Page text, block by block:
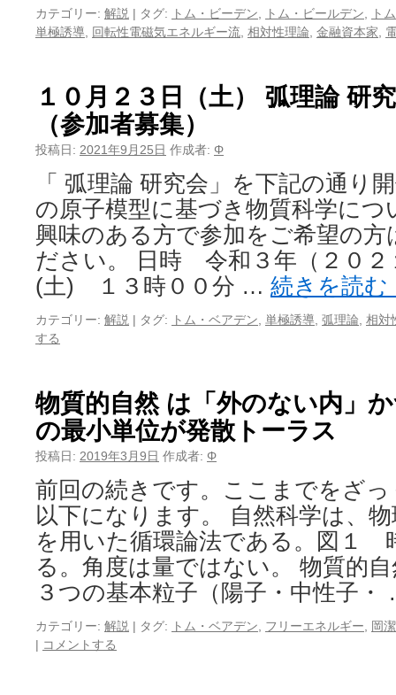
カテゴリー: 解説 | タグ: トム・ビーデン トム・ビールデン
ト
単極誘導
回転性電磁気エネルギー流 相対性理論 金融資本家
１０月２３日（土） 弧理論 研
（参加者募集）
投稿日: 2021年9月25日 作成者: Φ
「 弧理論 研究会」を下記の通り
の原子模型に基づき物質科学に
興味のある方で参加をご希望の方
ださい。 日時 令和３年（２０２
(土) １３時００分 … 続きを読む
カテゴリー: 解説 | タグ: トム・ベアデン 単極誘導 弧理論 相対
する
物質的自然 は「外のない内」
の最小単位が発散トーラス
投稿日: 2019年3月9日 作成者: Φ
前回の続きです。ここまでをざ
以下になります。 自然科学は、
を用いた循環論法である。図１
る。角度は量ではない。 物質的
３つの基本粒子（陽子・中性子
カテゴリー: 解説 | タグ: トム・ベアデン フリーエネルギー
岡潔
| コメントする